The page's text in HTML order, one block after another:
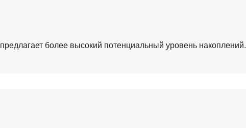
предлагает более высокий потенциальный уровень накоплений.